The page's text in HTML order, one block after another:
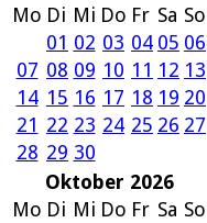
Mo Di Mi Do Fr Sa So
01 02 03 04 05 06
07 08 09 10 11 12 13
14 15 16 17 18 19 20
21 22 23 24 25 26 27
28 29 30
Oktober 2026
Mo Di Mi Do Fr Sa So